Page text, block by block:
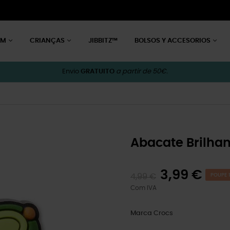
CRIANÇAS JIBBITZ™ BOLSOS Y ACCESORIOS
Envio GRATUITO a partir de 50€.
Abacate
3,99 € POUPE
Com IVA
Marca Crocs